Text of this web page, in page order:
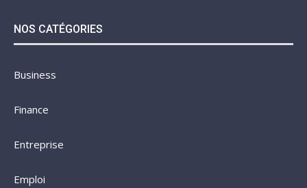
NOS CATÉGORIES
Business
Finance
Entreprise
Emploi